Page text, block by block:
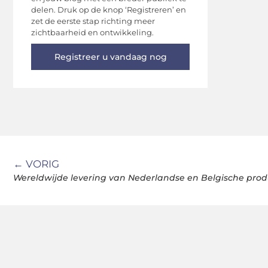
delen. Druk op de knop ‘Registreren’ en
zet de eerste stap richting meer
zichtbaarheid en ontwikkeling.
Registreer u vandaag nog
← VORIG
Wereldwijde levering van Nederlandse en Belgische